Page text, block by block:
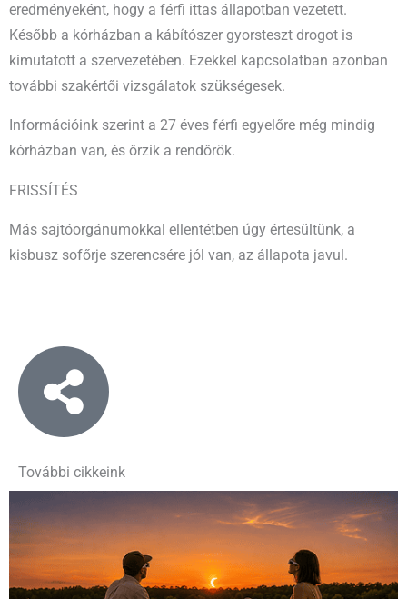
eredményeként, hogy a férfi ittas állapotban vezetett.
Később a kórházban a kábítószer gyorsteszt drogot is
kimutatott a szervezetében. Ezekkel kapcsolatban azonban
további szakértői vizsgálatok szükségesek.
Információink szerint a 27 éves férfi egyelőre még mindig
kórházban van, és őrzik a rendőrök.
FRISSÍTÉS
Más sajtóorgánumokkal ellentétben úgy értesültünk, a
kisbusz sofőrje szerencsére jól van, az állapota javul.
További cikkeink